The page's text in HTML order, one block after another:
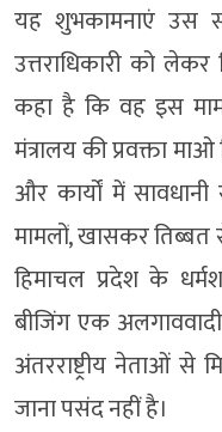
यह शुभकामनाएं
उत्तराधिकारी को
कहा है कि वह इस
मंत्रालय की प्रवक्ता
और कार्यों में
मामलों, खासकर तिब्बत
हिमाचल प्रदेश के
बीजिंग एक
अंतरराष्ट्रीय नेताओं से
जाना पसंद नहीं है।